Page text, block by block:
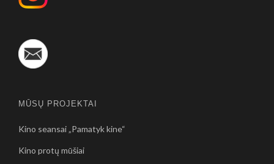
MŪSŲ PROJEKTAI
Kino seansai „Pamatyk kine“
Kino protų mūšiai